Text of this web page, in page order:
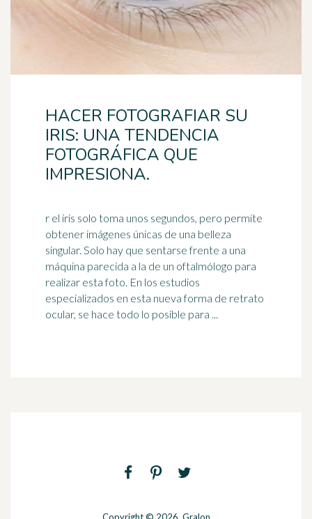
HACER FOTOGRAFIAR SU
IRIS: UNA TENDENCIA
FOTOGRÁFICA QUE
IMPRESIONA.
r el iris solo toma unos segundos, pero permite
obtener imágenes únicas de una belleza
singular. Solo hay que sentarse frente a una
máquina parecida a la de un oftalmólogo para
realizar esta foto. En los estudios
especializados en esta nueva forma de retrato
ocular, se hace todo lo posible para ...